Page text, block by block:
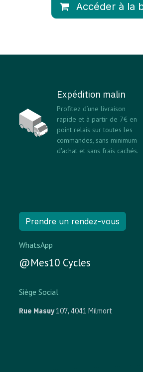
Accéder à la
Expédition malin
Profitez d’une livraison
rapide et à partir de 7€ en
point relais sur toutes les
commandes, sans minimum
d'achat et sans frais cachés.
Prendre un rendez-vous
WhatsApp
@Mes10 Cycles
Siège Social
Rue Masuy107, 4041 Milmort